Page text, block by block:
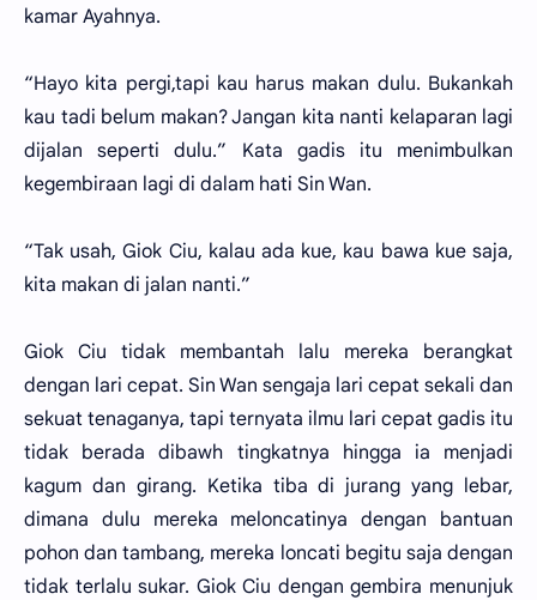
kamar Ayahnya.
“Hayo kita pergi,tapi kau harus makan dulu. Bukankah
kau tadi belum makan? Jangan kita nanti kelaparan lagi
dijalan seperti dulu.” Kata gadis itu menimbulkan
kegembiraan lagi di dalam hati Sin Wan.
“Tak usah, Giok Ciu, kalau ada kue, kau bawa kue saja,
kita makan di jalan nanti.”
Giok Ciu tidak membantah lalu mereka berangkat
dengan lari cepat. Sin Wan sengaja lari cepat sekali dan
sekuat tenaganya, tapi ternyata ilmu lari cepat gadis itu
tidak berada dibawh tingkatnya hingga ia menjadi
kagum dan girang. Ketika tiba di jurang yang lebar,
dimana dulu mereka meloncatinya dengan bantuan
pohon dan tambang, mereka loncati begitu saja dengan
tidak terlalu sukar. Giok Ciu dengan gembira menunjuk